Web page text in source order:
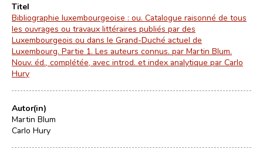
Titel
Bibliographie luxembourgeoise : ou. Catalogue raisonné de tous
les ouvrages ou travaux littéraires publiés par des
Luxembourgeois ou dans le Grand-Duché actuel de
Luxembourg. Partie 1. Les auteurs connus. par Martin Blum.
Nouv. éd., complétée, avec introd. et index analytique par Carlo
Hury
Autor(in)
Martin Blum
Carlo Hury